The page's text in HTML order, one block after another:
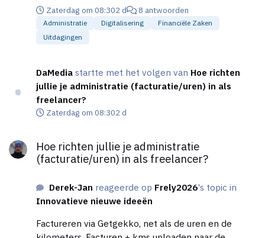
geen compromissen Dus: wat is lastig? Niet de
zorginhoudelijke complexiteit, zolang die past bij
onze deskundigheid. Lastig is vooral een verwachting
opdracht/project. Offertegebeuren zit er ook wel in,
maar gebruik ik nooit. Gaat altijd direct per mail.
Vanuit de database zijn de facturen te exporteren
kolommen zodat ik per productgroep de omzet kan
zien. Inkomende facturen voer ik handmatig in in
Excel, maar dat zijn er niet zo veel. Voordeel van
handwerk is dat je alles weer tegen komt en goed
voldoende. Jaarlijks naar de boekhouder voor
controle, jaarrapport en
Zaterdag om 08:302 d 8 antwoorden
Administratie Digitalisering
Financiële Zaken
Uitdagingen
DaMedia startte met het volgen van Hoe richten
jullie je administratie (facturatie/uren) in als
freelancer?
Zaterdag om 08:302 d
Hoe richten jullie je administratie
(facturatie/uren) in als freelancer?
Derek-Jan reageerde op Frely2026's topic in
Innovatieve nieuwe ideeën
Factureren via Getgekko, net als de uren en de